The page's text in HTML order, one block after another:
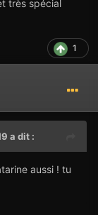
très spécial
1
a dit :
aussi ! tu